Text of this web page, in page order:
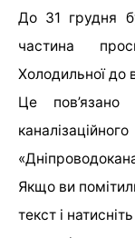
До 31 грудня
частина
Холодильної до
Це пов’язано
Якщо ви
текст і